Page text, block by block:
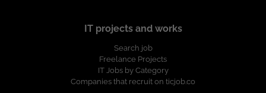
IT projects and works
Search job
Freelance Projects
IT Jobs by Category
Companies that recruit on ticjob.co